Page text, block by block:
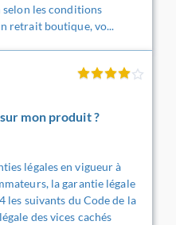
les conditions
retrait boutique, vo...
mon produit ?
légales en vigueur à
la garantie légale
suivants du Code de la
des vices cachés